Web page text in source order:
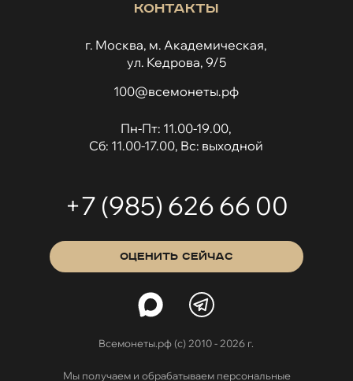
Контакты
г. Москва, м. Академическая,
ул. Кедрова, 9/5
100@всемонеты.рф
Пн-Пт: 11.00-19.00,
Сб: 11.00-17.00, Вс: выходной
+7 (985) 626 66 00
ОЦЕНИТЬ СЕЙЧАС
Всемонеты.рф (с) 2010 - 2026 г.
Мы получаем и обрабатываем персональные